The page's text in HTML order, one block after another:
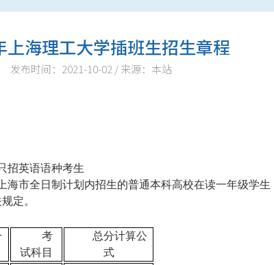
上海理工大学插班生招生章程
发布时间：2021-10-02 / 来源：本站
招英语语种考生
海市全日制计划内招生的普通本科高校在读一年级学
定。
考
试科目
总分计算公
式